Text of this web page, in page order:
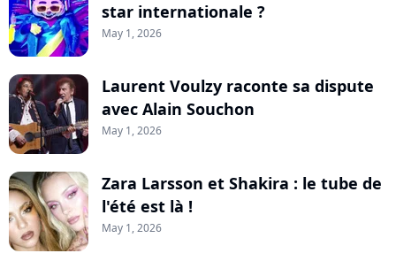
star internationale ?
May 1, 2026
Laurent Voulzy raconte sa dispute
avec Alain Souchon
May 1, 2026
Zara Larsson et Shakira : le tube de
l'été est là !
May 1, 2026